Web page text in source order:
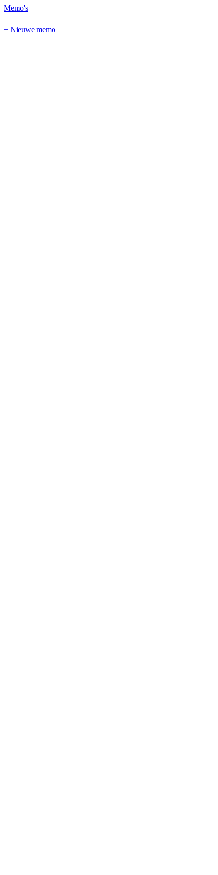
Memo's
+ Nieuwe memo